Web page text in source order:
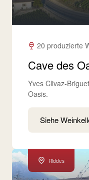
20 produzierte
Cave des
Yves Clivaz-
Oasis.
Siehe
Riddes